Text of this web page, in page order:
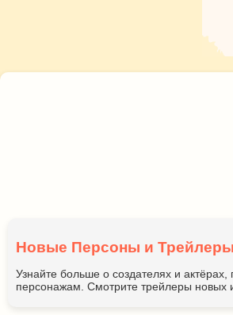
Новые Персоны и Трейлеры
Узнайте больше о создателях и
персонажам. Смотрите трейлеры новых